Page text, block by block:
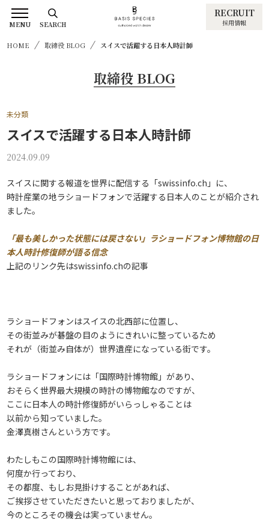
RECRUIT
採用情報
HOME 取締役 BLOG スイスで活躍する日本人時計師
取締役 BLOG
未分類
スイスで活躍する日本人時計師
2024.09.09
スイスに関する報道を世界に配信する「swissinfo.ch」に、
時計産業の地ラショードフォンで活躍する日本人のことが紹介され
ました。
「最も美しかった状態には戻さない」ラショードフォン博物館の日
本人時計修復師が語る信念
上記のリンク先はswissinfo.chの記事
ラショードフォンはスイスの北西部に位置し、
その街並みが碁盤の目のようにきれいに整っているため
それが（街並み自体が）世界遺産になっている街です。
ラショードフォンには「国際時計博物館」があり、
おそらく世界最大規模の時計の博物館なのですが、
ここに日本人の時計修復師がいらっしゃることは
以前から知っていました。
金澤真樹さんという方です。
わたしもこの国際時計博物館には、
何度か行っており、
その都度、もしお見掛けすることがあれば、
ご挨拶させていただきたいと思っておりましたが、
今のところその機会は実っていません。
MENU SEARCH